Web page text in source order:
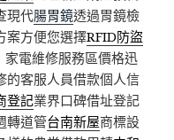
現代腸胃鏡透過胃鏡檢
案方便您選擇RFID防盜
家電維修服務區價格迅
的客服人員借款個人信
登記業界口碑借址登記
轉道管台南新屋商標設